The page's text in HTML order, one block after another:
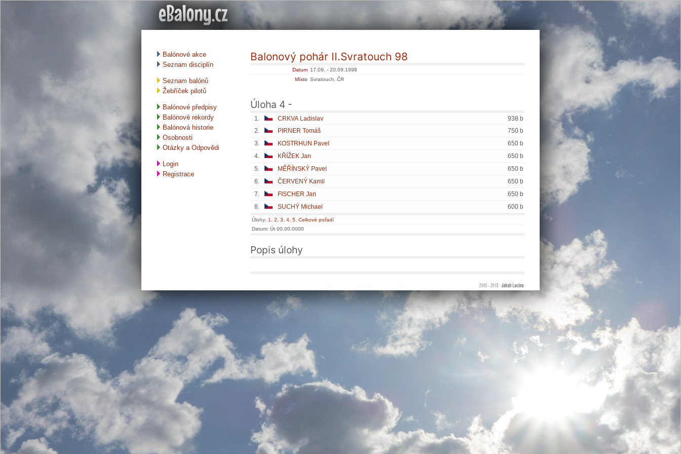
Balónové akce
Seznam disciplín
Seznam balónů
Žebříček pilotů
Balónové předpisy
Balónové rekordy
Balónová historie
Osobnosti
Otázky a Odpovědi
Login
Registrace
Balonový pohár II.Svratouch 98
Datum 17.09. - 20.09.1998
Místo Svratouch, ČR
Úloha 4 -
1. CRKVA Ladislav
938 b
2.
PIRNER Tomáš
750 b
3.
KOSTRHUN Pavel
650 b
4.
KŘÍŽEK Jan
650 b
5.
MĚŘÍNSKÝ Pavel
650 b
6.
ČERVENÝ Kamil
650 b
7.
FISCHER Jan
650 b
8.
SUCHÝ Michael 600 b
Úlohy: 1. 2. 3. 4. 5. Celkové pořadí
Datum: Út 00.00.0000
Popis úlohy